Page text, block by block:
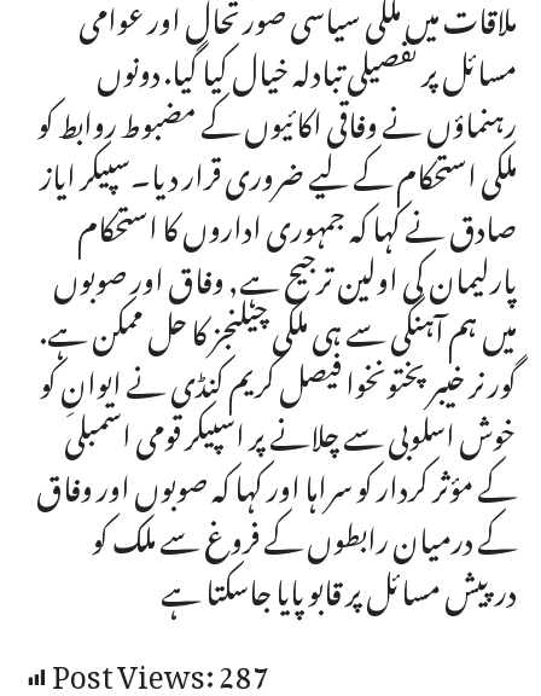
مسائل پر تفصیلی تبادلہ خیال کیا گیا. دونوں
رہنماؤں نے وفاقی اکائیوں کے مضبوط روابط کو
ملکی استحکام کے لیے ضروری قرار دیا۔سپیکر ایاز
صادق نے کہا کہ جمہوری اداروں کا استحکام
پارلیمان کی اولین ترجیح ہے, وفاق اور صوبوں
میں ہم آہنگی سے ہی ملکی چیلنجز کا حل ممکن ہے.
گورنر خیبر پختونخوا فیصل کریم کنڈی نے ایوانِ کو
خوش اسلوبی سے چلانے پر اسپیکر قومی اسمبلی
کے مؤثر کردار کو سراہا اور کہا کہ صوبوں اور وفاق
کے درمیان رابطوں کے فروغ سے ملک کو
درپیش مسائل پر قابو پایا جاسکتا ہے
Post Views:287